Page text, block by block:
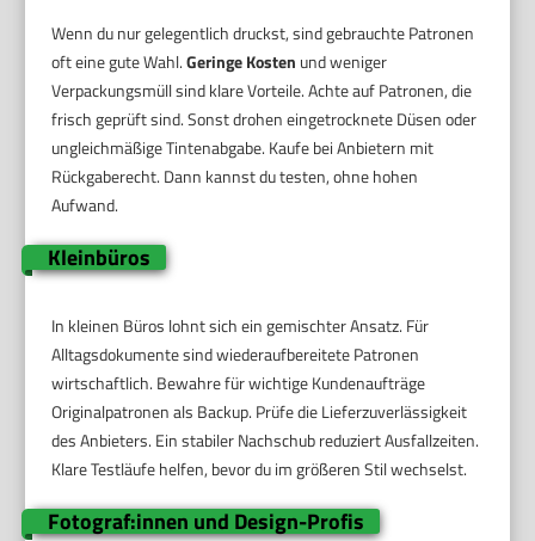
Wenn du nur gelegentlich druckst, sind gebrauchte Patronen
oft eine gute Wahl.Geringe Kosten und weniger
Verpackungsmüll sind klare Vorteile. Achte auf Patronen, die
frisch geprüft sind. Sonst drohen eingetrocknete Düsen oder
ungleichmäßige Tintenabgabe. Kaufe bei Anbietern mit
Rückgaberecht. Dann kannst du testen, ohne hohen
Aufwand.
Kleinbüros
In kleinen Büros lohnt sich ein gemischter Ansatz. Für
Alltagsdokumente sind wiederaufbereitete Patronen
wirtschaftlich. Bewahre für wichtige Kundenaufträge
Originalpatronen als Backup. Prüfe die Lieferzuverlässigkeit
des Anbieters. Ein stabiler Nachschub reduziert Ausfallzeiten.
Klare Testläufe helfen, bevor du im größeren Stil wechselst.
Fotograf:innen und Design-Profis